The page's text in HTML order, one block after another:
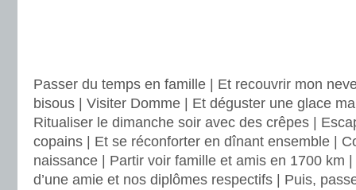
Passer du temps en famille | Et recouvrir mon
bisous | Visiter Domme | Et déguster une glace
Ritualiser le dimanche soir avec des crêpes |
copains | Et se réconforter en dînant ensemble |
naissance | Partir voir famille et amis en 1700 km |
d’une amie et nos diplômes respectifs | Puis,